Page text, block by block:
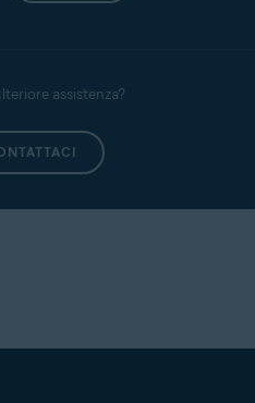
assistenza?